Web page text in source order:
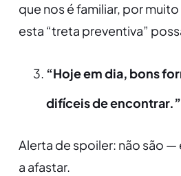
que nos é familiar, por
esta “treta preventiva”
“Hoje em dia, bons
difíceis de encontrar.”
Alerta de spoiler: não são —
a afastar.